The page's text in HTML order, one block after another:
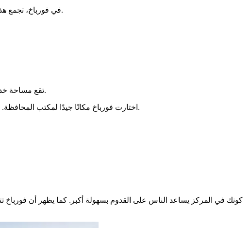
في فورباخ، تجمع.
تقع مساحة خدمات فرنسا في فورباخ، في وسط المدينة. إنها قريبة من الحافلات والمتاجر. مما يساعد الناس على القيام بإجراءاتهم بسهولة أكبر.
، اختارت فورباخ مكانًا جيدًا لمكتب المحافظة. إنها قريبة من الجميع لتخدمهم بشكل أفضل. إنها طريقة للسلطات لإظهار أنها هنا للمساعدة.